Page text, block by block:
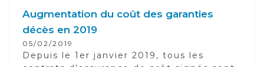
Augmentation du coût des garanties
décès en 2019
05/02/2019
Depuis le 1er janvier 2019, tous les